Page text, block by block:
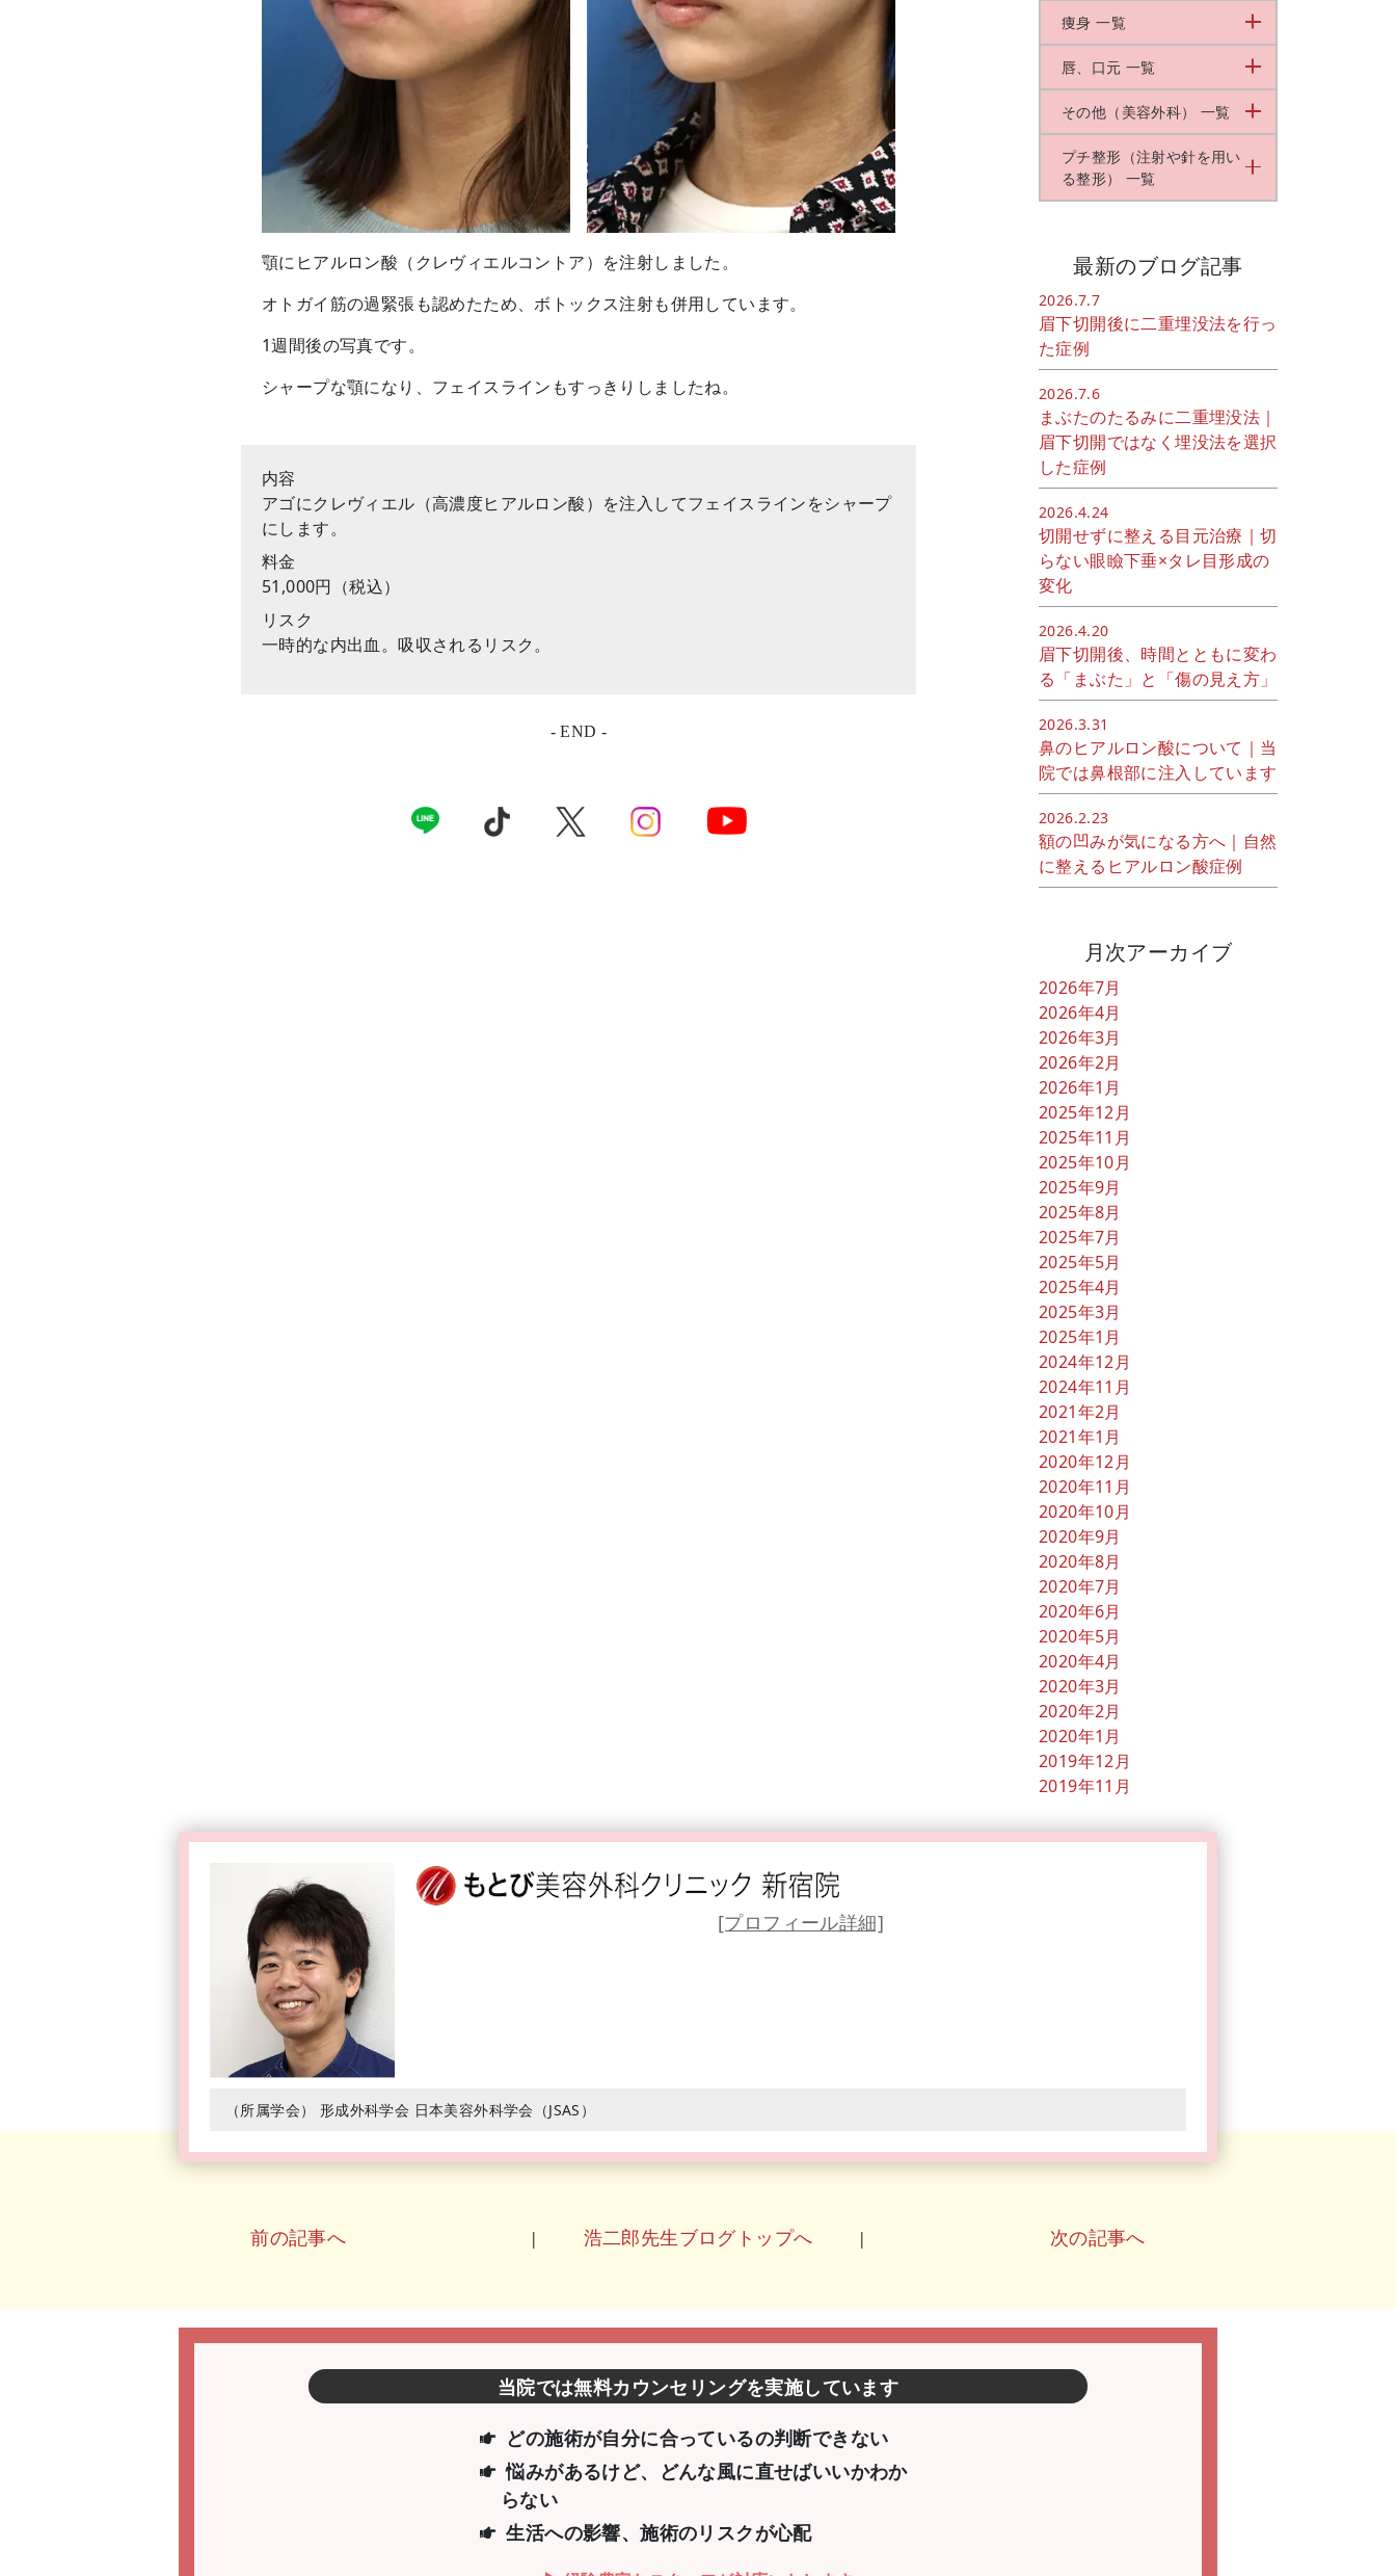
顎にヒアルロン酸（クレヴィエルコントア）を注射しました。
オトガイ筋の過緊張も認めたため、ボトックス注射も併用しています。
1週間後の写真です。
シャープな顎になり、フェイスラインもすっきりしましたね。
内容
アゴにクレヴィエル（高濃度ヒアルロン酸）を注入してフェイスラインをシャープ
にします。
料金
51,000円（税込）
リスク
一時的な内出血。吸収されるリスク。
- END -
痩身 一覧
唇、口元 一覧
その他（美容外科） 一覧
プチ整形（注射や針を用い
る整形） 一覧
最新のブログ記事
2026.7.7
眉下切開後に二重埋没法を行っ
た症例
2026.7.6
まぶたのたるみに二重埋没法｜
眉下切開ではなく埋没法を選択
した症例
2026.4.24
切開せずに整える目元治療｜切
らない眼瞼下垂×タレ目形成の
変化
2026.4.20
眉下切開後、時間とともに変わ
る「まぶた」と「傷の見え方」
2026.3.31
鼻のヒアルロン酸について｜当
院では鼻根部に注入しています
2026.2.23
額の凹みが気になる方へ｜自然
に整えるヒアルロン酸症例
月次アーカイブ
2026年7月
2026年4月
2026年3月
2026年2月
2026年1月
2025年12月
2025年11月
2025年10月
2025年9月
2025年8月
2025年7月
2025年5月
2025年4月
2025年3月
2025年1月
2024年12月
2024年11月
2021年2月
2021年1月
2020年12月
2020年11月
2020年10月
2020年9月
2020年8月
2020年7月
2020年6月
2020年5月
2020年4月
2020年3月
2020年2月
2020年1月
2019年12月
2019年11月
[プロフィール詳細]
（所属学会） 形成外科学会 日本美容外科学会（JSAS）
前の記事へ | 浩二郎先生ブログトップへ | 次の記事へ
当院では無料カウンセリングを実施しています
どの施術が自分に合っているの判断できない
悩みがあるけど、どんな風に直せばいいかわか
らない
生活への影響、施術のリスクが心配